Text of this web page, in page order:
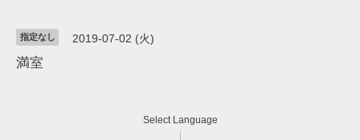
指定なし 2019-07-02 (火)
満室
Select Language